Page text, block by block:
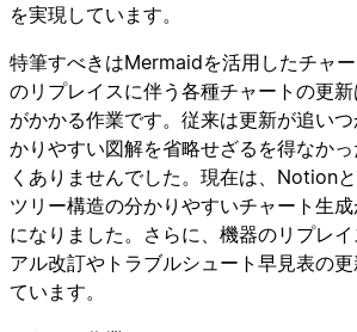
を実現しています。
特筆すべきはMermaidを活用したチャ
のリプレイスに伴う各種チャートの更
がかかる作業です。従来は更新が追い
かりやすい図解を省略せざるを得なか
くありませんでした。現在は、Notion
ツリー構造の分かりやすいチャート生
になりました。さらに、機器のリプレ
アル改訂やトラブルシュート早見表の
ています。